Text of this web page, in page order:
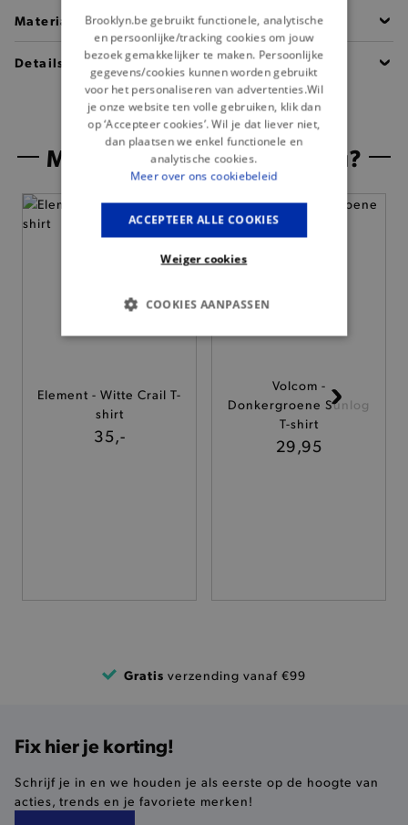
Materiaal
Details
Misschien is dit iets voor jou?
Element - Witte Crail T-
shirt
35,-
— Nieuw
Volcom -
Donkergroene Sunlog
T-shirt
29,95
Gratis verzending vanaf €99
Fix hier je korting!
Schrijf je in en we houden je als eerste op de hoogte van
acties, trends en je favoriete merken!
Brooklyn.be gebruikt functionele, analytische
en persoonlijke/tracking cookies om jouw
bezoek gemakkelijker te maken. Persoonlijke
gegevens/cookies kunnen worden gebruikt
voor het personaliseren van advertenties.Wil
je onze website ten volle gebruiken, klik dan
op ‘Accepteer cookies’. Wil je dat liever niet,
dan plaatsen we enkel functionele en
analytische cookies.
Meer over ons cookiebeleid
ACCEPTEER ALLE COOKIES
Weiger cookies
COOKIES AANPASSEN
BASIS COOKIES
buikjes algemene bezoekersinformatie, maar
product-added-modal